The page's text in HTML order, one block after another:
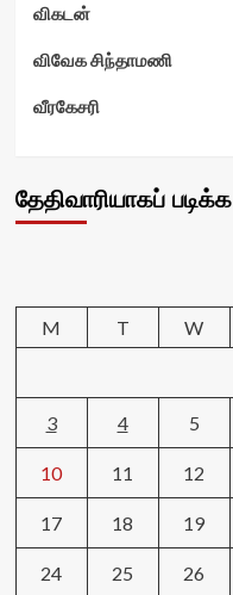
விகடன்
விவேக சிந்தாமணி
வீரகேசரி
தேதிவாரியாகப் படிக்க
M
T W
3 4 5
10 11 12
17 18 19
24 25 26